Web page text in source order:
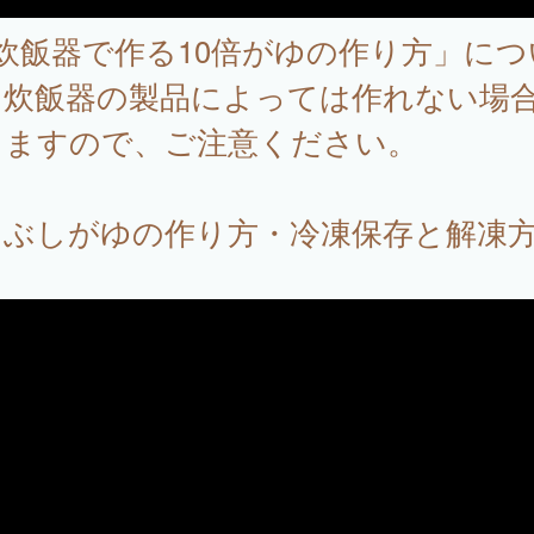
飯器で作る10倍がゆの作り方」につ
飯器の製品によっては作れない場
すので、ご注意ください。
しがゆの作り方・冷凍保存と解凍